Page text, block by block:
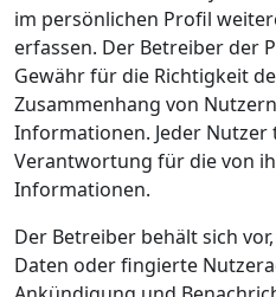
im persönlichen Profil
erfassen. Der Betreiber der
Gewähr für die Richtigkeit
Zusammenhang von
Informationen. Jeder
Verantwortung für die von
Informationen.
Der Betreiber behält sich
Daten oder fingierte